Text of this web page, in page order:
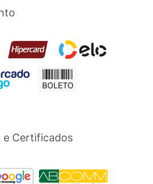
e Certificados